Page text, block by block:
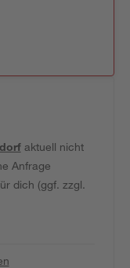
aktuell nicht
Anfrage
dich (ggf. zzgl.